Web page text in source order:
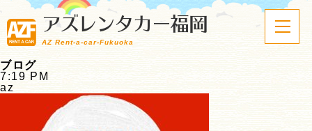
アズレンタカー福岡
AZ Rent-a-car-Fukuoka
ブログ
7:19 PM
az